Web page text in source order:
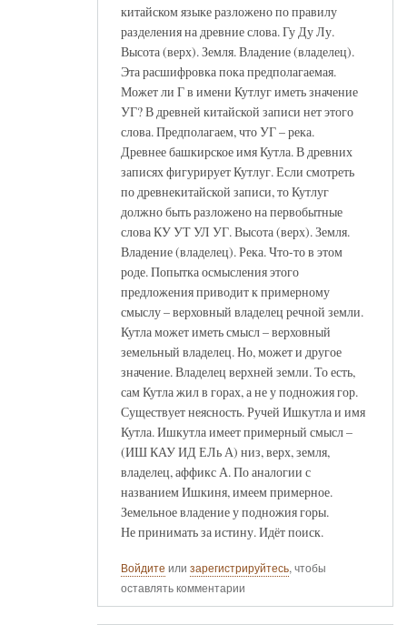
китайском языке разложено по правилу
разделения на древние слова. Гу Ду Лу.
Высота (верх). Земля. Владение (владелец).
Эта расшифровка пока предполагаемая.
Может ли Г в имени Кутлуг иметь значение
УГ? В древней китайской записи нет этого
слова. Предполагаем, что УГ – река.
Древнее башкирское имя Кутла. В древних
записях фигурирует Кутлуг. Если смотреть
по древнекитайской записи, то Кутлуг
должно быть разложено на первобытные
слова КУ УТ УЛ УГ. Высота (верх). Земля.
Владение (владелец). Река. Что-то в этом
роде. Попытка осмысления этого
предложения приводит к примерному
смыслу – верховный владелец речной земли.
Кутла может иметь смысл – верховный
земельный владелец. Но, может и другое
значение. Владелец верхней земли. То есть,
сам Кутла жил в горах, а не у подножия гор.
Существует неясность. Ручей Ишкутла и имя
Кутла. Ишкутла имеет примерный смысл –
(ИШ КАУ ИД ЕЛь А) низ, верх, земля,
владелец, аффикс А. По аналогии с
названием Ишкиня, имеем примерное.
Земельное владение у подножия горы.
Не принимать за истину. Идёт поиск.
Войдите или зарегистрируйтесь, чтобы
оставлять комментарии